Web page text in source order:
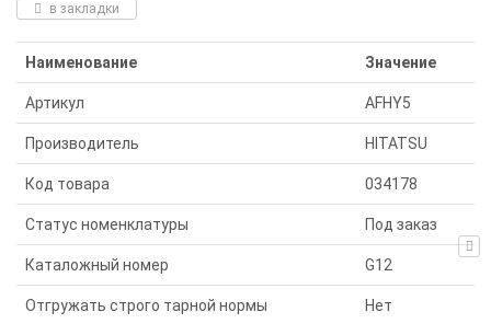
в закладки
Наименование Значение
Артикул AFHY5
Производитель HITATSU
Код товара 034178
Статус номенклатуры Под заказ
Каталожный номер G12
Отгружать строго тарной нормы Нет